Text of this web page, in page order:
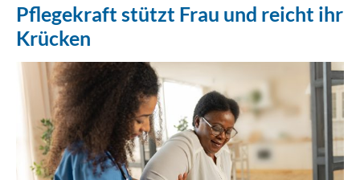
Datenschutzerklärung
Pflegekraft stützt Frau und reicht ihr
Krücken